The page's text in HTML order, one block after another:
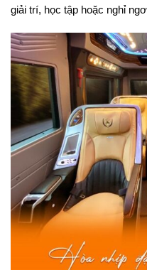
giải trí, học tập hoặc nghỉ